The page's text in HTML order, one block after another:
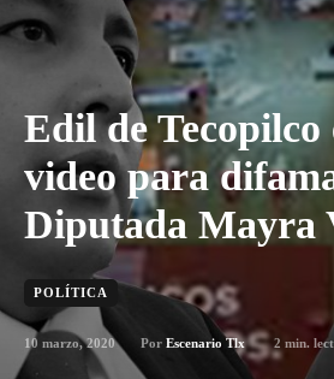
Edil de Tecopilco
video para
Diputada Mayra
POLÍTICA
10 marzo, 2020 Por Escenario Tlx 2 min.